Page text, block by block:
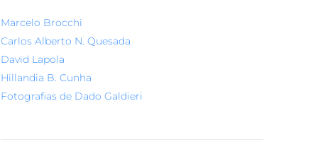
Marcelo Brocchi
Carlos Alberto N. Quesada
David Lapola
Hillandia B. Cunha
Fotografias de Dado Galdieri